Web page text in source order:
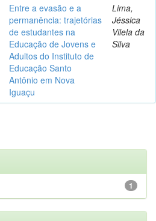
Entre a evasão e a
permanência: trajetórias
de estudantes na
Educação de Jovens e
Adultos do Instituto de
Educação Santo
Antônio em Nova
Iguaçu
Lima,
Jéssica
Vilela da
Silva
1